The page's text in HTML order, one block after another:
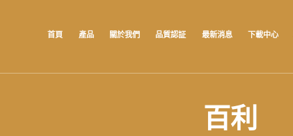
首頁 產品 關於我們 品質認証 最新消息 下載中心
百利